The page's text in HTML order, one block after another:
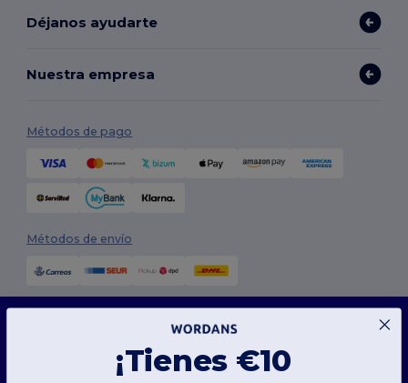
Déjanos ayudarte
Nuestra empresa
Métodos de pago
Métodos de envío
Nuestro sitio web utiliza cookies propias y de terceros para mejorar la funcionalidad
general, recordar tus preferencias, analizar el rendimiento del sitio web y garantizar
una experiencia de navegación fluida y personalizada, que incluye contenido adaptado,
interacciones optimizadas con nuestro sitio web y publicidad.
¡Tienes €10